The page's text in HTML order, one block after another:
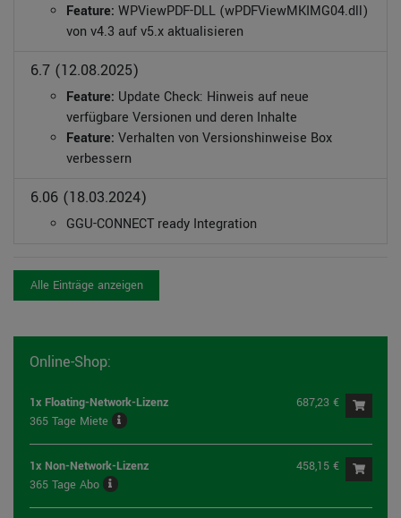
Feature: WPViewPDF-DLL (wPDFViewMKIMG04.dll)
von v4.3 auf v5.x aktualisieren
6.7 (12.08.2025)
Feature: Update Check: Hinweis auf neue
verfügbare Versionen und deren Inhalte
Feature: Verhalten von Versionshinweise Box
verbessern
6.06 (18.03.2024)
GGU-CONNECT ready Integration
Alle Einträge anzeigen
Online-Shop:
1x Floating-Network-Lizenz
365 Tage Miete
687,23 €
1x Non-Network-Lizenz
365 Tage Abo
458,15 €